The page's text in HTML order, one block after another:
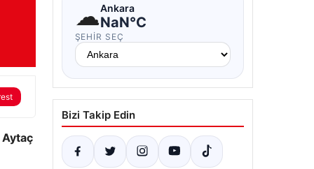
Aytaç
☁Ankara
NaN°C
ŞEHIR SEÇ
Bizi Takip Edin